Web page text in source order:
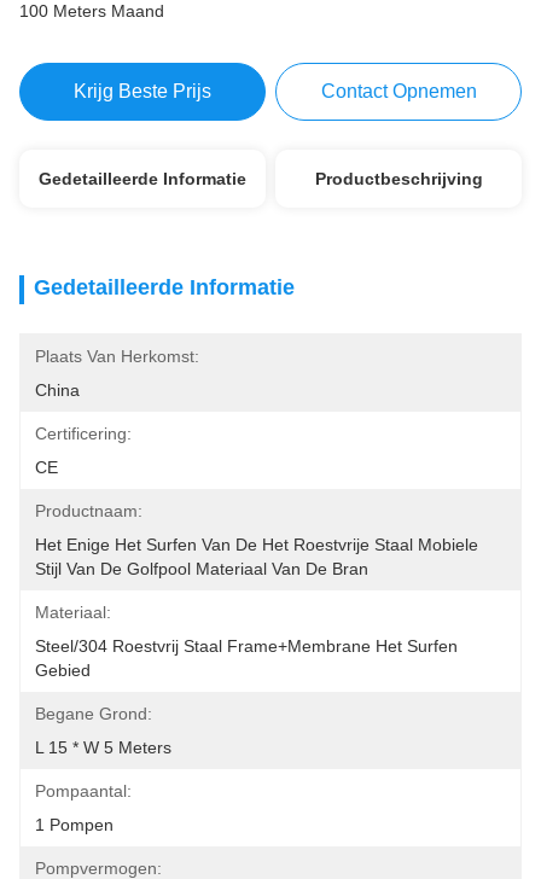
100 Meters Maand
Krijg Beste Prijs Contact Opnemen
Gedetailleerde Informatie Productbeschrijving
Gedetailleerde Informatie
Plaats Van Herkomst:
China
Certificering:
CE
Productnaam:
Het Enige Het Surfen Van De Het Roestvrije Staal Mobiele
Stijl Van De Golfpool Materiaal Van De Bran
Materiaal:
Steel/304 Roestvrij Staal Frame+membrane Het Surfen
Gebied
Begane Grond:
L 15 * W 5 Meters
Pompaantal:
1 Pompen
Pompvermogen: